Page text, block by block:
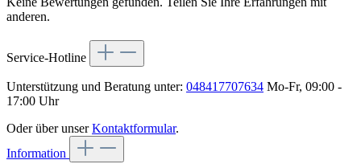
anderen.
Service-Hotline
Unterstützung und Beratung unter: 048417707634 Mo-Fr, 09:00 -
17:00 Uhr
Oder über unserKontaktformular.
Information